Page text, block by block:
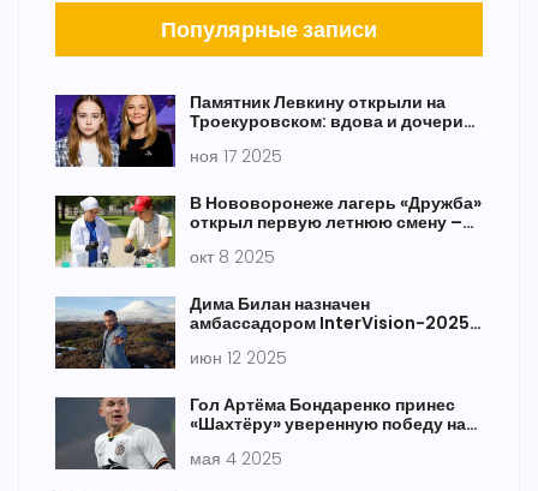
Популярные записи
Памятник Левкину открыли на
Троекуровском: вдова и дочери
ноя 17 2025
В Нововоронеже лагерь «Дружба»
открыл первую летнюю смену –
окт 8 2025
Дима Билан назначен
амбассадором InterVision-2025:
июн 12 2025
Гол Артёма Бондаренко принес
«Шахтёру» уверенную победу над
мая 4 2025